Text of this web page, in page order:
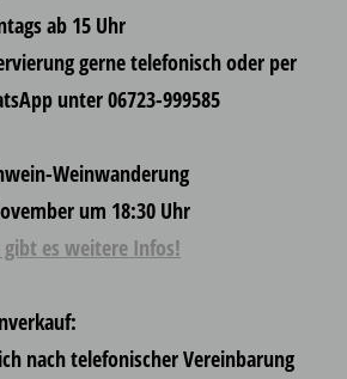
ab 15 Uhr
gerne telefonisch oder per
unter 06723-999585
Weinwanderung
um 18:30 Uhr
gibt es weitere Infos!
nach telefonischer Vereinbarung